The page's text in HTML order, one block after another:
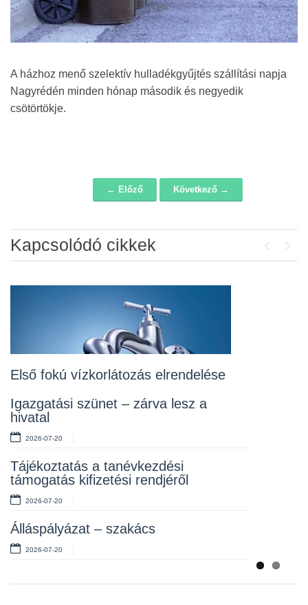
A házhoz menő szelektív hulladékgyűjtés szállítási napja
Nagyrédén minden hónap második és negyedik
csötörtökje.
← Előző Következő →
Kapcsolódó cikkek
Első fokú vízkorlátozás elrendelése
Igazgatási szünet – zárva lesz a
hivatal
2026-07-20
Tájékoztatás a tanévkezdési
támogatás kifizetési rendjéről
2026-07-20
Álláspályázat – szakács
2026-07-20
Álláspályázat – konyhai kisegítő
Lakossági fórum az Erzsébet téri
2026-07-10
Rendelet kihirdetése
2026-07-10
Álláspályázat – takarító
2026-07-06